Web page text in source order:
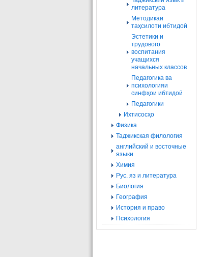
литература
Методикаи
таҳсилоти ибтидоӣ
Эстетики и
трудового
воспитания
учащихся
начальных классов
Педагогика ва
психологияи
синфҳои ибтидоӣ
Педагогики
Ихтисосҳо
Физика
Таджикская филология
английский и восточные
языки
Химия
Рус. яз и литература
Биология
География
История и право
Психология